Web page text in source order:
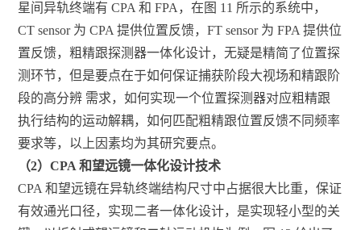
星间异轨终端有 CPA 和 FPA，在图 11 所示的系统中，
CT sensor 为 CPA 提供位置反馈，FT sensor 为 FPA 提供位
置反馈，粗精跟探测器一体化设计，无疑是精简了位置探
测环节，但是要点在于如何保证捕获阶段大视场和精跟阶
段的高分辨 需求，如何实现一个位置探测器对应粗精跟
执行结构的运动解耦，如何匹配粗精跟位置反馈不同频率
要求等，以上因素均为其研究要点。
（2）CPA 和望远镜一体化设计技术
CPA 和望远镜在异轨终端结构尺寸中占据很大比重，保证
有效通光口径，实现二者一体化设计，是实现轻小型的关